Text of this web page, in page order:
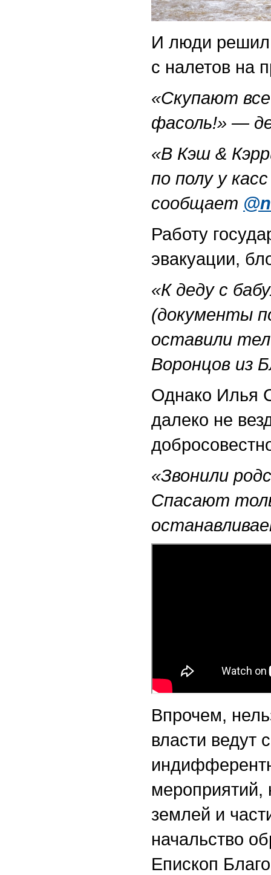
И люди
с налетов на
«Скупают
фасоль!» —
«В Кэш &
по полу у
сообщает
Работу
эвакуации,
«К деду с
(документы
оставили
Воронцов из
Однако Илья
далеко не
«Звонили
Спасают
Впрочем,
власти ведут
мероприятий,
землей и
начальство
Епископ